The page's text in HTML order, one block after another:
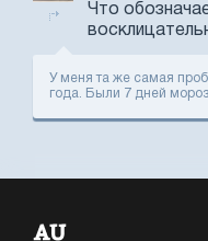
Что
У меня та же самая
года. Были 7 дней